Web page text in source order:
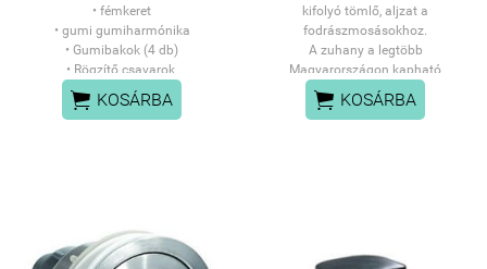
• fémkeret
• gumi gumiharmónika
• Gumibakok (4 db)
• Rögzítő csavarok
21 cm átmérő lsd kép
ha ettől kisebb pl. 18 cm, akkor
 KOSÁRBA
kifolyó tömlő, aljzat a
fodrászmosásokhoz.
A zuhany a legtöbb
Magyarországon kapható
fodrászmosóhoz illik.
SZEMÉLYES ÁTVÉTEL: PANNÓNIA UTCAI
 KOSÁRBA